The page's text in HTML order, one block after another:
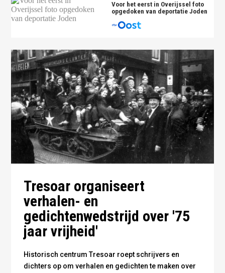
Voor het eerst in Overijssel foto
opgedoken van deportatie Joden
Tresoar organiseert
verhalen- en
gedichtenwedstrijd over '75
jaar vrijheid'
Historisch centrum Tresoar roept schrijvers en
dichters op om verhalen en gedichten te maken over